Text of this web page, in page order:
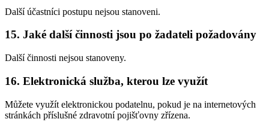
Další účastníci postupu nejsou stanoveni.
15. Jaké další činnosti jsou po žadateli požadovány
Další činnosti nejsou stanoveny.
16. Elektronická služba, kterou lze využít
Můžete využít elektronickou podatelnu, pokud je na internetových
stránkách příslušné zdravotní pojišťovny zřízena.